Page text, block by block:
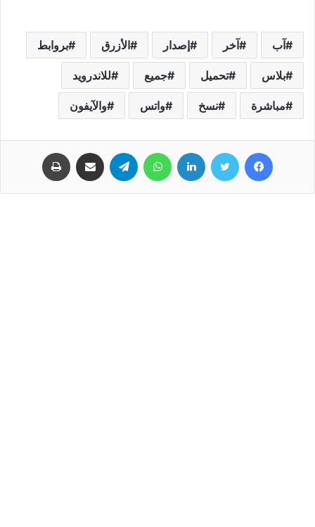
آب آخر إصدار الأزرق بروابط
بلاس تحميل جميع للاندرويد
مباشرة نسخ واتس والآيفون
فيسبوك تويتر لينكدإن واتساب تيلقرام مشاركة عبر البريد